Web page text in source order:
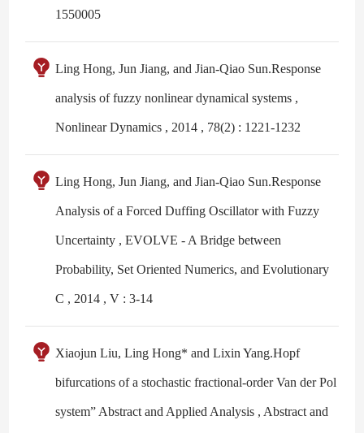
1550005
Ling Hong, Jun Jiang, and Jian-Qiao Sun.Response
analysis of fuzzy nonlinear dynamical systems ,
Nonlinear Dynamics , 2014 , 78(2) : 1221-1232
Ling Hong, Jun Jiang, and Jian-Qiao Sun.Response
Analysis of a Forced Duffing Oscillator with Fuzzy
Uncertainty , EVOLVE - A Bridge between
Probability, Set Oriented Numerics, and Evolutionary
C , 2014 , V : 3-14
Xiaojun Liu, Ling Hong* and Lixin Yang.Hopf
bifurcations of a stochastic fractional-order Van der Pol
system” Abstract and Applied Analysis , Abstract and